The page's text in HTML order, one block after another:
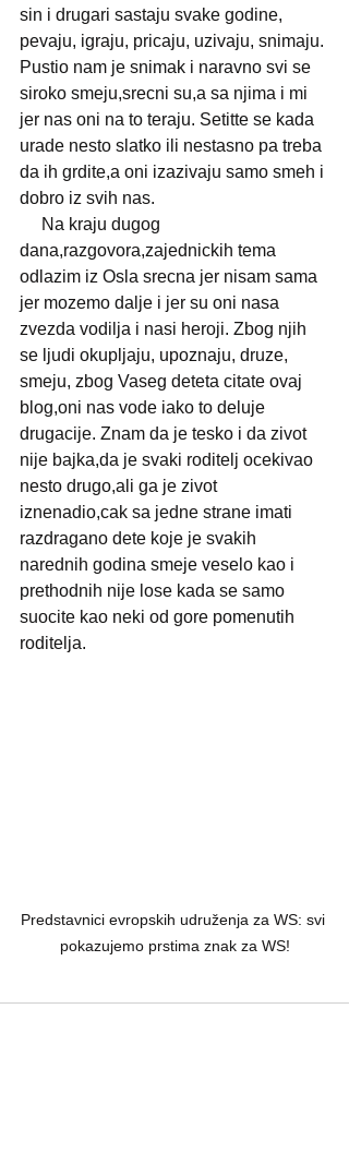
sin i drugari sastaju svake godine,
pevaju, igraju, pricaju, uzivaju, snimaju.
Pustio nam je snimak i naravno svi se
siroko smeju,srecni su,a sa njima i mi
jer nas oni na to teraju. Setitte se kada
urade nesto slatko ili nestasno pa treba
da ih grdite,a oni izazivaju samo smeh i
dobro iz svih nas.
dana,razgovora,zajednickih tema
odlazim iz Osla srecna jer nisam sama
jer mozemo dalje i jer su oni nasa
zvezda vodilja i nasi heroji. Zbog njih
se ljudi okupljaju, upoznaju, druze,
smeju, zbog Vaseg deteta citate ovaj
blog,oni nas vode iako to deluje
drugacije. Znam da je tesko i da zivot
nije bajka,da je svaki roditelj ocekivao
nesto drugo,ali ga je zivot
iznenadio,cak sa jedne strane imati
razdragano dete koje je svakih
narednih godina smeje veselo kao i
prethodnih nije lose kada se samo
suocite kao neki od gore pomenutih
roditelja.
Predstavnici evropskih udruženja za WS: svi
pokazujemo prstima znak za WS!